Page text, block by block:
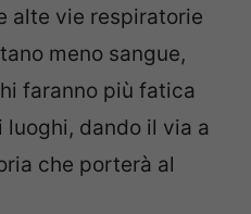
alte vie respiratorie
meno sangue,
faranno più fatica
dando il via a
che porterà al